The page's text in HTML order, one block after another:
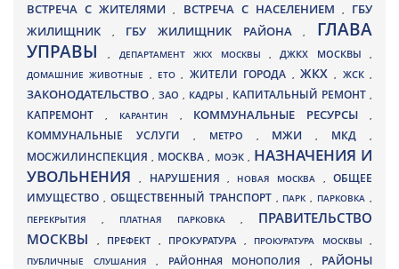
ВСТРЕЧА С ЖИТЕЛЯМИ, ВСТРЕЧА С НАСЕЛЕНИЕМ , ГБУ
ЖИЛИЩНИК
, ГБУ ЖИЛИЩНИК РАЙОНА, ГЛАВА
УПРАВЫ, ДЕПАРТАМЕНТ ЖКХ МОСКВЫ ,ДЖКХ МОСКВЫ ,
ДОМАШНИЕ ЖИВОТНЫЕ , ЕТО, ЖИТЕЛИ ГОРОДА , ЖКХ, ЖСК,
ЗАКОНОДАТЕЛЬСТВО , ЗАО , КАДРЫ, КАПИТАЛЬНЫЙ РЕМОНТ ,
КАПРЕМОНТ , КАРАНТИН , КОММУНАЛЬНЫЕ РЕСУРСЫ,
КОММУНАЛЬНЫЕ УСЛУГИ , МЕТРО , МЖИ, МКД ,
МОСЖИЛИНСПЕКЦИЯ, МОСКВА , МОЭК , НАЗНАЧЕНИЯ И
УВОЛЬНЕНИЯ, НАРУШЕНИЯ , НОВАЯ МОСКВА ,ОБЩЕЕ
ИМУЩЕСТВО , ОБЩЕСТВЕННЫЙ ТРАНСПОРТ , ПАРК, ПАРКОВКА ,
ПЕРЕКРЫТИЯ , ПЛАТНАЯ ПАРКОВКА , ПРАВИТЕЛЬСТВО
МОСКВЫ
, ПРЕФЕКТ , ПРОКУРАТУРА , ПРОКУРАТУРА МОСКВЫ ,
ПУБЛИЧНЫЕ СЛУШАНИЯ , РАЙОННАЯ МОНОПОЛИЯ , РАЙОНЫ